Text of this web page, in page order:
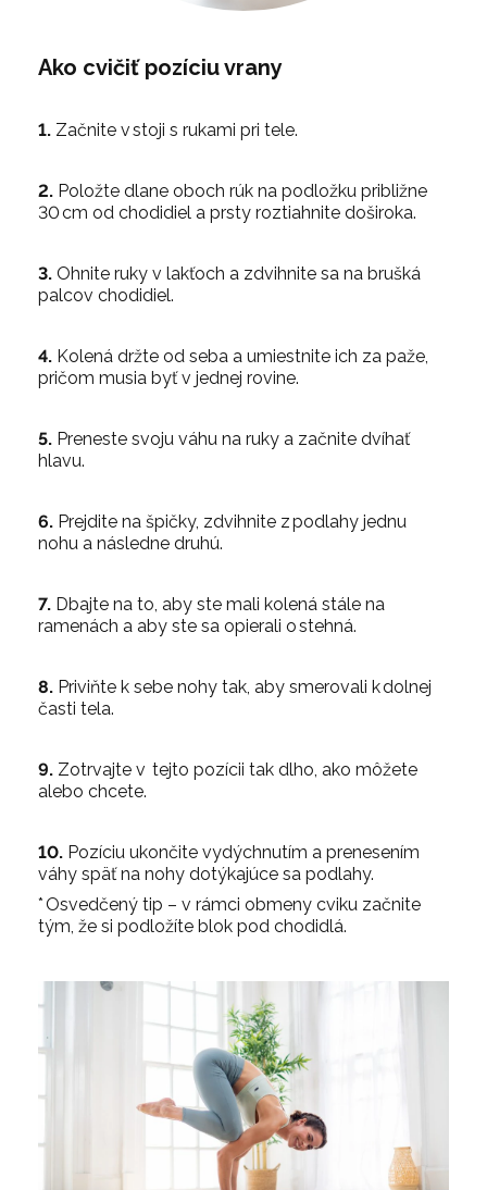
Ako cvičiť pozíciu vrany
1. Začnite v stoji s rukami pri tele.
2. Položte dlane oboch rúk na podložku približne
30 cm od chodidiel a prsty roztiahnite doširoka.
3. Ohnite ruky v lakťoch a zdvihnite sa na brušká
palcov chodidiel.
4. Kolená držte od seba a umiestnite ich za paže,
pričom musia byť v jednej rovine.
5. Preneste svoju váhu na ruky a začnite dvíhať
hlavu.
6. Prejdite na špičky, zdvihnite z podlahy jednu
nohu a následne druhú.
7. Dbajte na to, aby ste mali kolená stále na
ramenách a aby ste sa opierali o stehná.
8. Priviňte k sebe nohy tak, aby smerovali k dolnej
časti tela.
9. Zotrvajte v tejto pozícii tak dlho, ako môžete
alebo chcete.
10. Pozíciu ukončite vydýchnutím a prenesením
váhy späť na nohy dotýkajúce sa podlahy.
* Osvedčený tip – v rámci obmeny cviku začnite
tým, že si podložíte blok pod chodidlá.